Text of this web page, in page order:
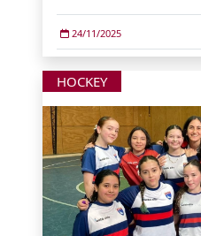
24/11/2025
HOCKEY